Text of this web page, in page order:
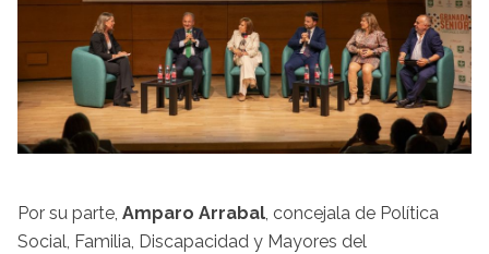
Por su parte, Amparo Arrabal, concejala de Política
Social, Familia, Discapacidad y Mayores del